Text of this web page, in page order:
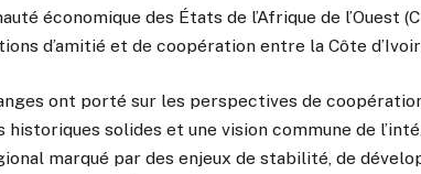
économique des États de l’Afrique de l’Ouest
d’amitié et de coopération entre la Côte
ont porté sur les perspectives de
historiques solides et une vision commune de
marqué par des enjeux de stabilité, de